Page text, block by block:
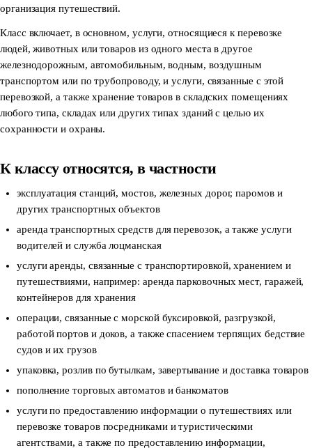
организация путешествий.
Класс включает, в основном, услуги, относящиеся к перевозке
людей, животных или товаров из одного места в другое
железнодорожным, автомобильным, водным, воздушным
транспортом или по трубопроводу, и услуги, связанные с этой
перевозкой, а также хранение товаров в складских помещениях
любого типа, складах или других типах зданий с целью их
сохранности и охраны.
К классу относятся, в частности
эксплуатация станций, мостов, железных дорог, паромов и
других транспортных объектов
аренда транспортных средств для перевозок, а также услуги
водителей и служба лоцманская
услуги аренды, связанные с транспортировкой, хранением и
путешествиями, например: аренда парковочных мест, гаражей,
контейнеров для хранения
операции, связанные с морской буксировкой, разгрузкой,
работой портов и доков, а также спасением терпящих бедствие
судов и их грузов
упаковка, розлив по бутылкам, завертывание и доставка товаров
пополнение торговых автоматов и банкоматов
услуги по предоставлению информации о путешествиях или
перевозке товаров посредниками и туристическими
агентствами, а также по предоставлению информации,